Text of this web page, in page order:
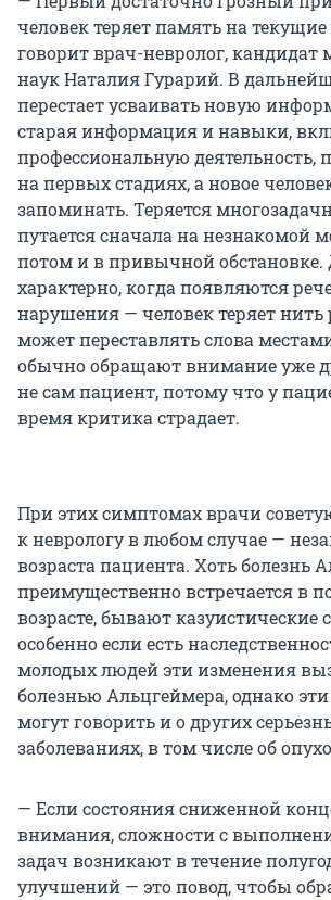
человек теряет память на
говорит врач-невролог, кандидат
наук Наталия Гурарий. В
перестает усваивать новую
старая информация и навыки,
профессиональную деятельность,
на первых стадиях, а новое
запоминать. Теряется
путается сначала на незнакомой
потом и в привычной обстановке.
характерно, когда появляются
нарушения — человек теряет нить
может переставлять слова
обычно обращают внимание уже
не сам пациент, потому что у
время критика страдает.
При этих симптомах врачи
к неврологу в любом случае —
возраста пациента. Хоть болезнь
преимущественно встречается в
возрасте, бывают казуистические
особенно если есть
молодых людей эти изменения
болезнью Альцгеймера, однако
могут говорить и о других
заболеваниях, в том числе об
— Если состояния сниженной
внимания, сложности с
задач возникают в течение
улучшений — это повод, чтобы